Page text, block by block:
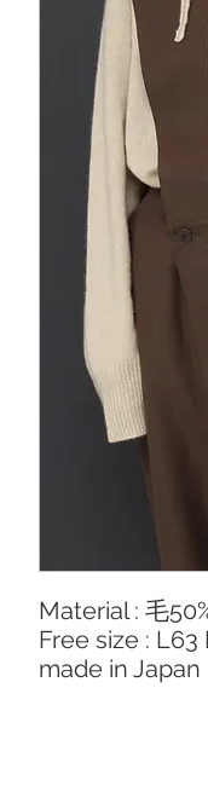
Material : 毛
Free size : L63
made in Japan